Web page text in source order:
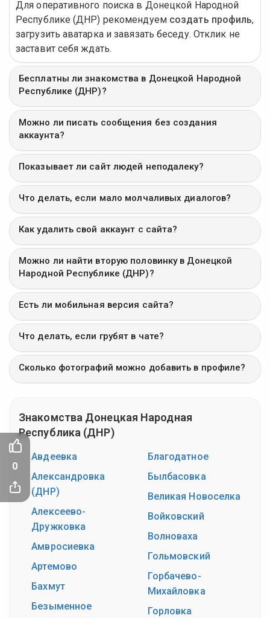
Для оперативного поиска в Донецкой Народной
Республике (ДНР) рекомендуем создать профиль,
загрузить аватарка и завязать беседу. Отклик не
заставит себя ждать.
Бесплатны ли знакомства в Донецкой Народной
Республике (ДНР)?
Можно ли писать сообщения без создания
аккаунта?
Показывает ли сайт людей неподалеку?
Что делать, если мало молчаливых диалогов?
Как удалить свой аккаунт с сайта?
Можно ли найти вторую половинку в Донецкой
Народной Республике (ДНР)?
Есть ли мобильная версия сайта?
Что делать, если грубят в чате?
Сколько фотографий можно добавить в профиле?
Знакомства Донецкая Народная
Республика (ДНР)
Авдеевка
Александровка
(ДНР)
Алексеево-
Дружковка
Амвросиевка
Артемово
Бахмут
Безыменное
Благодатное
Былбасовка
Великая Новоселка
Войковский
Волноваха
Гольмовский
Горбачево-
Михайловка
Горловка
0